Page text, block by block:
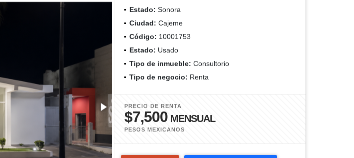
Estado: Sonora
Ciudad: Cajeme
Código: 10001753
Estado: Usado
Tipo de inmueble: Consultorio
Tipo de negocio: Renta
PRECIO DE RENTA
$7,500 MENSUAL
PESOS MEXICANOS